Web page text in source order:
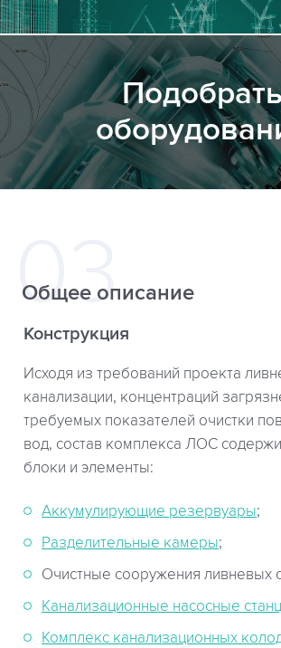
Общее описание
Конструкция
Исходя из требований проекта
канализации, концентраций
требуемых показателей очистки
вод, состав комплекса ЛОС
блоки и элементы:
Аккумулирующие резервуары;
Разделительные камеры;
Очистные сооружения ливневых
Канализационные насосные
Комплекс канализационных